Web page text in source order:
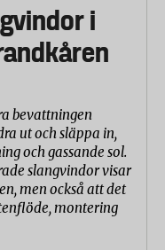
tre gånger,
delar av plaggen:
och benen. De
en vattenpelare
till tio meter.
1,5 meters
i
bevattningen
ut och släppa in,
och gassande sol.
slangvindor visar
men också att det
montering